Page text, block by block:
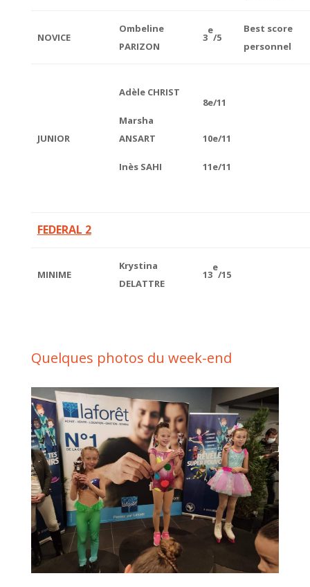
NOVICE
Ombeline
PARIZON
3
e
/5
Best score
personnel
JUNIOR
Adèle CHRIST
Marsha
ANSART
Inès SAHI
8e/11
10e/11
11e/11
FEDERAL 2
MINIME
Krystina
DELATTRE
13
e
/15
Quelques photos du week-end